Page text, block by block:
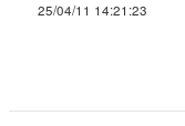
25/04/11 14:21:23